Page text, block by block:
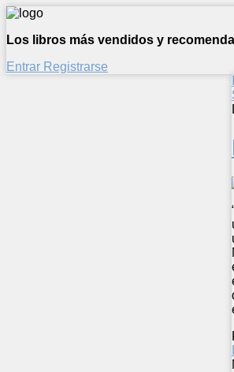
Los libros más vendidos y
Entrar Registrarse